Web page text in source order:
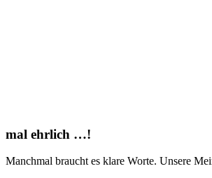
mal ehrlich …!
Manchmal braucht es klare Worte. Unsere